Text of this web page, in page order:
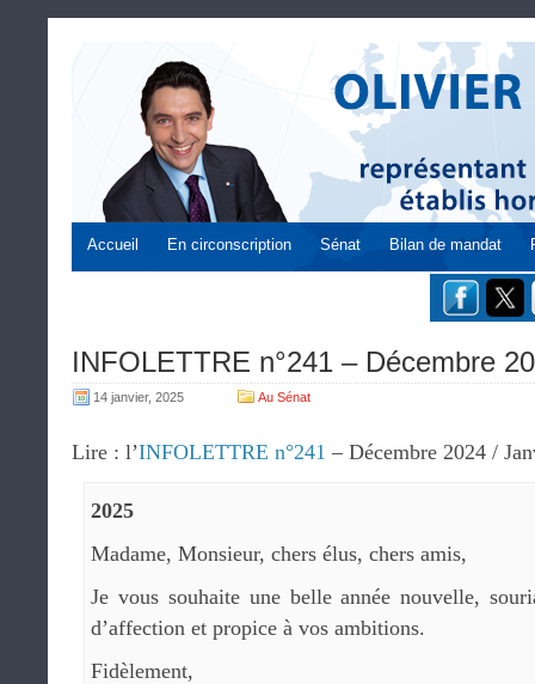
Accueil En circonscription Sénat Bilan de mandat
INFOLETTRE n°241 – Décembre
14 janvier, 2025 Au Sénat
Lire : l’INFOLETTRE n°241 – Décembre 2024 /
2025
Madame, Monsieur, chers élus, chers amis,
Je vous souhaite une belle année nouvelle,
d’affection et propice à vos ambitions.
Fidèlement,